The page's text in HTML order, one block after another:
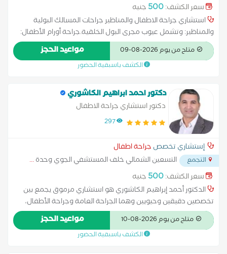
سعر الكشف:500 جنيه
استشاري جراحة الاطفال والمناظير جراحات المسالك البولية
والمناظير: وتشمل عيوب مجرى البول الخلقية.جراحة أورام الأطفال:
خاصة أورام الكبد.الجراحات العامة للأطفال: مثل الفتق الإربي والسري،
الزائدة الدودية، والخصية المعلقة.جراحات التشوهات الخلقية: مثل
انسداد المريء، انسداد الأمعاء، والعيوب الخلقية بفتحة الشرج
متاح من يوم 2026-08-09 مواعيد الحجز
الكشف باسبقية الحضور
دكتور احمد ابراهيم الكاشوري
دكتور استشاري جراحة الاطفال
297
إستشاري تخصص جراحة اطفال
التجمع التسعين الشمالي خلف المستشفي الجوي وحدة...
سعر الكشف:500 جنيه
الدكتور أحمد إبراهيم الكاشوري هو استشاري مرموق يجمع بين
تخصصين دقيقين وحيويين وهما الجراحة العامة وجراحة الأطفال،
ويتمتع بخبرة واسعة في إجراء العمليات الجراحية المعقدة والتدخلات
الطارئة لمختلف الفئات العمرية. المؤهلات العلمية والأكاديمية
استشاري الجراحة العامة وجراحة الأطفال: حاصل على درجات علمية
متاح من يوم 2026-08-10 مواعيد الحجز
الكشف باسبقية الحضور